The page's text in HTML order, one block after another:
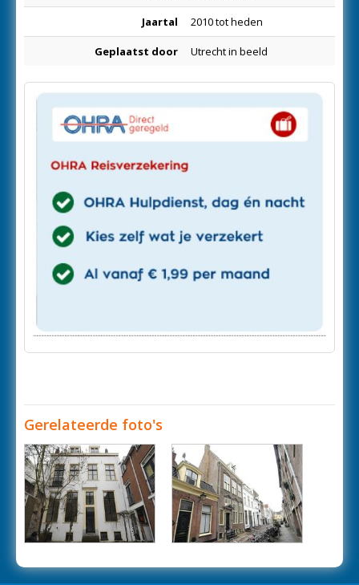
Jaartal 2010 tot heden
Geplaatst door Utrecht in beeld
Gerelateerde foto's